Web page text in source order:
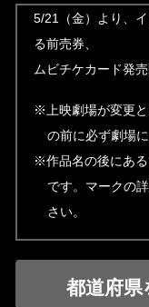
5/21（金）より、
る前売券、
ムビチケカード発
※上映劇場が変更
の前に必ず劇場
※作品名の後にあ
です。マークの
さい。
都道府県